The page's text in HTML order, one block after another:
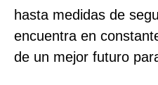
hasta medidas de
encuentra en
de un mejor futuro